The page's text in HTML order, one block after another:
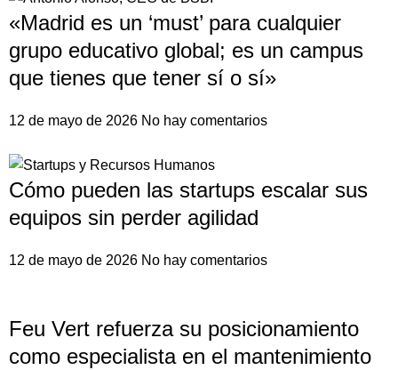
«Madrid es un ‘must’ para cualquier
grupo educativo global; es un campus
que tienes que tener sí o sí»
12 de mayo de 2026 No hay comentarios
Cómo pueden las startups escalar sus
equipos sin perder agilidad
12 de mayo de 2026 No hay comentarios
Feu Vert refuerza su posicionamiento
como especialista en el mantenimiento